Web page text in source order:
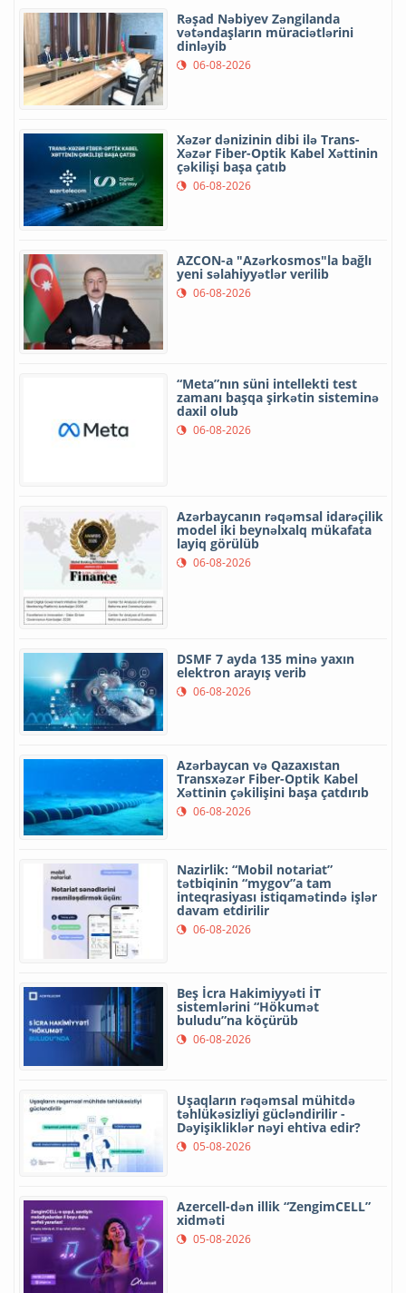
Rəşad Nəbiyev Zəngilanda
vətəndaşların müraciətlərini
dinləyib
06-08-2026
Xəzər dənizinin dibi ilə Trans-
Xəzər Fiber-Optik Kabel Xəttinin
çəkilişi başa çatıb
06-08-2026
AZCON-a "Azərkosmos"la bağlı
yeni səlahiyyətlər verilib
06-08-2026
“Meta”nın süni intellekti test
zamanı başqa şirkətin sisteminə
daxil olub
06-08-2026
Azərbaycanın rəqəmsal idarəçilik
model iki beynəlxalq mükafata
layiq görülüb
06-08-2026
DSMF 7 ayda 135 minə yaxın
elektron arayış verib
06-08-2026
Azərbaycan və Qazaxıstan
Transxəzər Fiber-Optik Kabel
Xəttinin çəkilişini başa çatdırıb
06-08-2026
Nazirlik: “Mobil notariat”
tətbiqinin “mygov”a tam
inteqrasiyası istiqamətində işlər
davam etdirilir
06-08-2026
Beş İcra Hakimiyyəti İT
sistemlərini “Hökumət
buludu”na köçürüb
06-08-2026
Uşaqların rəqəmsal mühitdə
təhlükəsizliyi gücləndirilir -
Dəyişikliklər nəyi ehtiva edir?
05-08-2026
Azercell-dən illik “ZengimCELL”
xidməti
05-08-2026